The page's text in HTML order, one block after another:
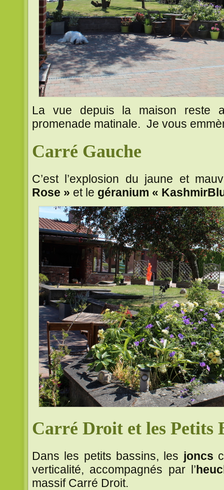
La vue depuis la maison reste
promenade matinale. Je vous
Carré Gauche
C’est l’explosion du jaune et
Rose » et le géranium «
Carré Droit et les Petits
Dans les petits bassins, les joncs
verticalité, accompagnés par l’
massif Carré Droit.